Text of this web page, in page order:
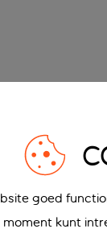
goed
kunt